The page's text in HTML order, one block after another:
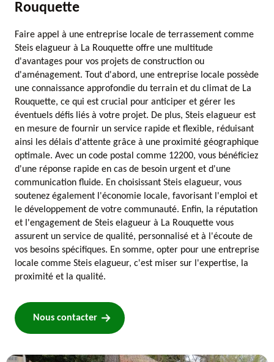
Rouquette
Faire appel à une entreprise locale de terrassement comme
Steis elagueur à La Rouquette offre une multitude
d'avantages pour vos projets de construction ou
d'aménagement. Tout d'abord, une entreprise locale possède
une connaissance approfondie du terrain et du climat de La
Rouquette, ce qui est crucial pour anticiper et gérer les
éventuels défis liés à votre projet. De plus, Steis elagueur est
en mesure de fournir un service rapide et flexible, réduisant
ainsi les délais d'attente grâce à une proximité géographique
optimale. Avec un code postal comme 12200, vous bénéficiez
d'une réponse rapide en cas de besoin urgent et d'une
communication fluide. En choisissant Steis elagueur, vous
soutenez également l'économie locale, favorisant l'emploi et
le développement de votre communauté. Enfin, la réputation
et l'engagement de Steis elagueur à La Rouquette vous
assurent un service de qualité, personnalisé et à l'écoute de
vos besoins spécifiques. En somme, opter pour une entreprise
locale comme Steis elagueur, c'est miser sur l'expertise, la
proximité et la qualité.
Nous contacter